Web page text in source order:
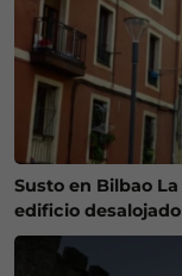
Susto en Bilbao
edificio